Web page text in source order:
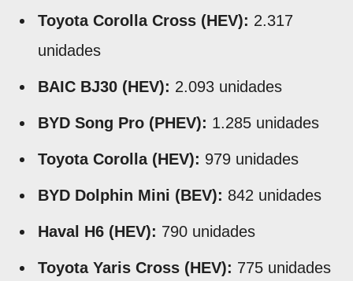
Toyota Corolla Cross (HEV): 2.317
unidades
BAIC BJ30 (HEV): 2.093 unidades
BYD Song Pro (PHEV): 1.285 unidades
Toyota Corolla (HEV): 979 unidades
BYD Dolphin Mini (BEV): 842 unidades
Haval H6 (HEV): 790 unidades
Toyota Yaris Cross (HEV): 775 unidades